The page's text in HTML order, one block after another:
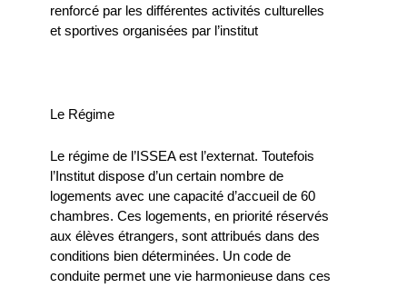
renforcé par les différentes activités culturelles
et sportives organisées par l’institut
Le Régime
Le régime de l’ISSEA est l’externat. Toutefois
l’Institut dispose d’un certain nombre de
logements avec une capacité d’accueil de 60
chambres. Ces logements, en priorité réservés
aux élèves étrangers, sont attribués dans des
conditions bien déterminées. Un code de
conduite permet une vie harmonieuse dans ces